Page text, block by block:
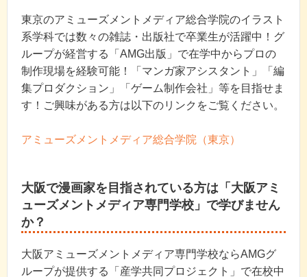
東京のアミューズメントメディア総合学院のイラスト
系学科では数々の雑誌・出版社で卒業生が活躍中！グ
ループが経営する「AMG出版」で在学中からプロの
制作現場を経験可能！「マンガ家アシスタント」「編
集プロダクション」「ゲーム制作会社」等を目指せま
す！ご興味がある方は以下のリンクをご覧ください。
アミューズメントメディア総合学院（東京）
大阪で漫画家を目指されている方は「大阪アミ
ューズメントメディア専門学校」で学びません
か？
大阪アミューズメントメディア専門学校ならAMGグ
ループが提供する「産学共同プロジェクト」で在校中